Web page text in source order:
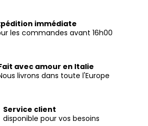
immédiate
les commandes avant 16h00
avec amour en Italie
livrons dans toute l'Europe
Service client
disponible pour vos besoins